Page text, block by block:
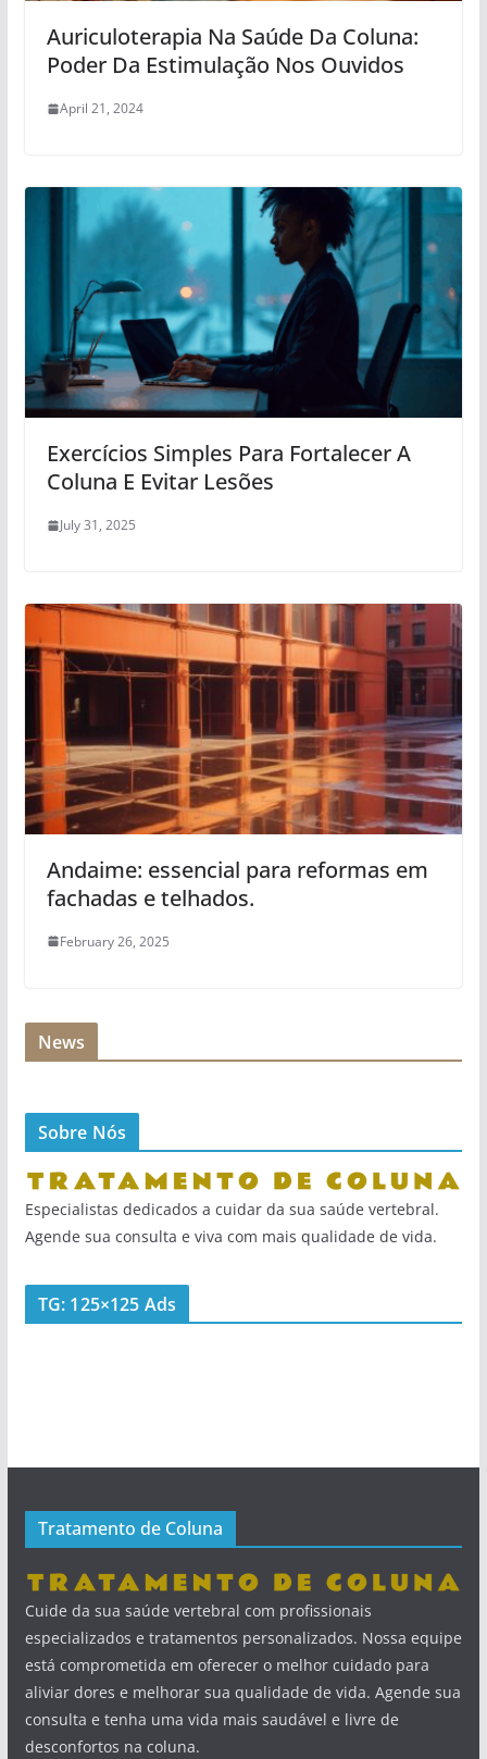
Auriculoterapia Na Saúde Da Coluna:
Poder Da Estimulação Nos Ouvidos
April 21, 2024
Exercícios Simples Para Fortalecer A
Coluna E Evitar Lesões
July 31, 2025
Andaime: essencial para reformas em
fachadas e telhados.
February 26, 2025
News
Sobre Nós
Especialistas dedicados a cuidar da sua saúde vertebral.
Agende sua consulta e viva com mais qualidade de vida.
TG: 125×125 Ads
Tratamento de Coluna
Cuide da sua saúde vertebral com profissionais
especializados e tratamentos personalizados. Nossa equipe
está comprometida em oferecer o melhor cuidado para
aliviar dores e melhorar sua qualidade de vida. Agende sua
consulta e tenha uma vida mais saudável e livre de
desconfortos na coluna.